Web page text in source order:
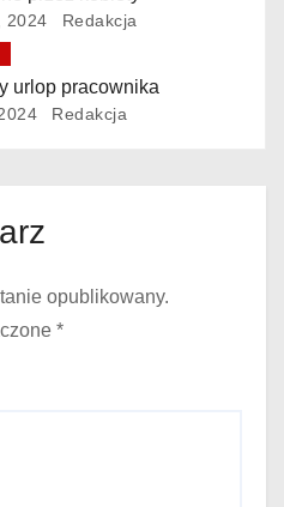
2024 Redakcja
urlop pracownika
Redakcja
opublikowany.
*